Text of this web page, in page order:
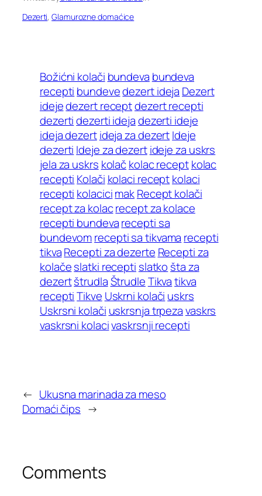
Dezerti, Glamurozne domaćice
Božićni kolači bundeva bundeva
recepti bundevedezert ideja Dezert
idejedezert receptdezert recepti
dezerti dezerti idejadezerti ideje
ideja dezertideja za dezertIdeje
dezerti Ideje za dezert ideje za uskrs
jela za uskrs kolačkolac receptkolac
recepti Kolači kolaci receptkolaci
recepti kolacicimakRecept kolači
recept za kolacrecept za kolace
recepti bundevarecepti sa
bundevomrecepti sa tikvama recepti
tikvaRecepti za dezerte Recepti za
kolačeslatki recepti slatko šta za
dezertštrudlaŠtrudleTikvatikva
recepti Tikve Uskrni kolači uskrs
Uskrsni kolači uskrsnja trpezavaskrs
vaskrsni kolacivaskrsnji recepti
← Ukusna marinada za meso
Domaći čips →
Comments